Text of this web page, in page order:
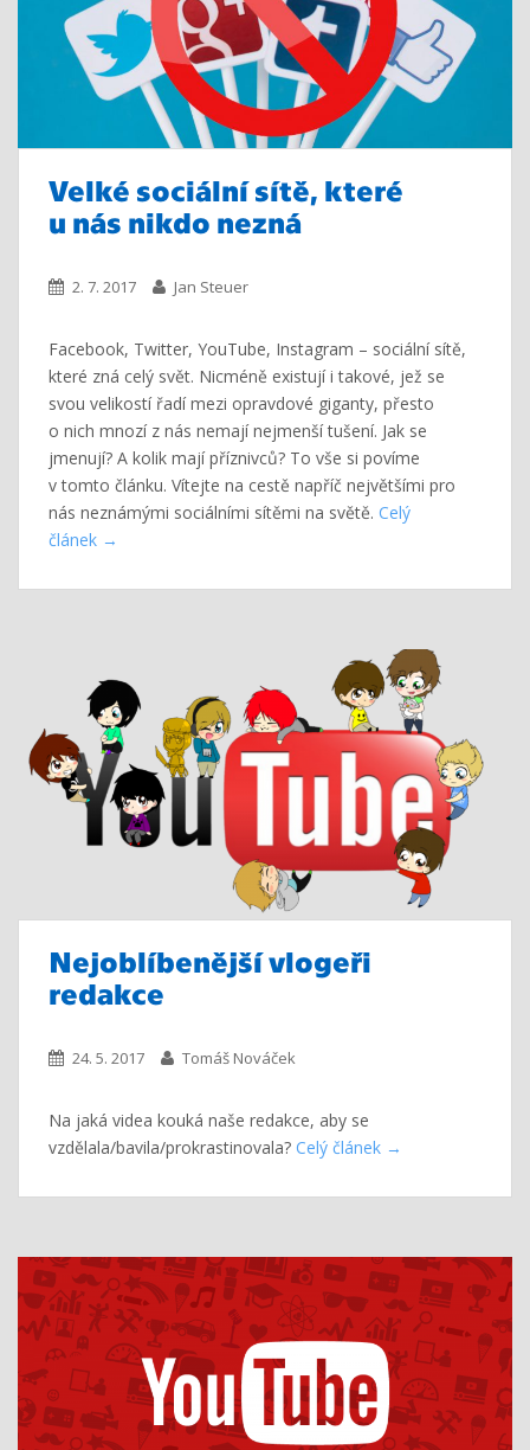
Velké sociální sítě, které
u nás nikdo nezná
2. 7. 2017 Jan Steuer
Facebook, Twitter, YouTube, Instagram – sociální sítě,
které zná celý svět. Nicméně existují i takové, jež se
svou velikostí řadí mezi opravdové giganty, přesto
o nich mnozí z nás nemají nejmenší tušení. Jak se
jmenují? A kolik mají příznivců? To vše si povíme
v tomto článku. Vítejte na cestě napříč největšími pro
nás neznámými sociálními sítěmi na světě. Celý
článek
Nejoblíbenější vlogeři
redakce
24. 5. 2017 Tomáš Nováček
Na jaká videa kouká naše redakce, aby se
vzdělala/bavila/prokrastinovala? Celý článek